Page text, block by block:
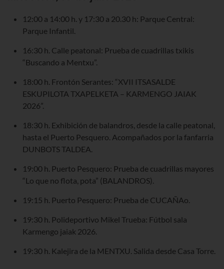
12:00 a 14:00 h. y 17:30 a 20.30 h: Parque Central:
Parque Infantil.
16:30 h. Calle peatonal: Prueba de cuadrillas txikis
“Buscando a Mentxu”.
18:00 h. Frontón Serantes: “XVII ITSASALDE
ESKUPILOTA TXAPELKETA – KARMENGO JAIAK
2026”.
18:30 h. Exhibición de balandros, desde la calle peatonal,
hasta el Puerto Pesquero. Acompañados por la fanfarria
DUNBOTS TALDEA.
19:00 h. Puerto Pesquero: Prueba de cuadrillas mayores
“Lo que no flota, pota” (BALANDROS).
19:15 h. Puerto Pesquero: Prueba de CUCAÑAo.
19:30 h. Polideportivo Mikel Trueba: Fútbol sala
Karmengo jaiak 2026.
19:30 h. Kalejira de la MENTXU. Salida desde Casa Torre.